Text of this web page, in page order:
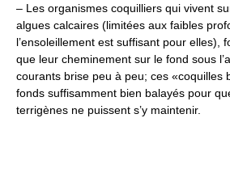
– Les organismes coquilliers qui vivent
algues calcaires (limitées aux faibles
l’ensoleillement est suffisant pour elles),
que leur cheminement sur le fond sous
courants brise peu à peu; ces «coquilles
fonds suffisamment bien balayés pour
terrigènes ne puissent s’y maintenir.